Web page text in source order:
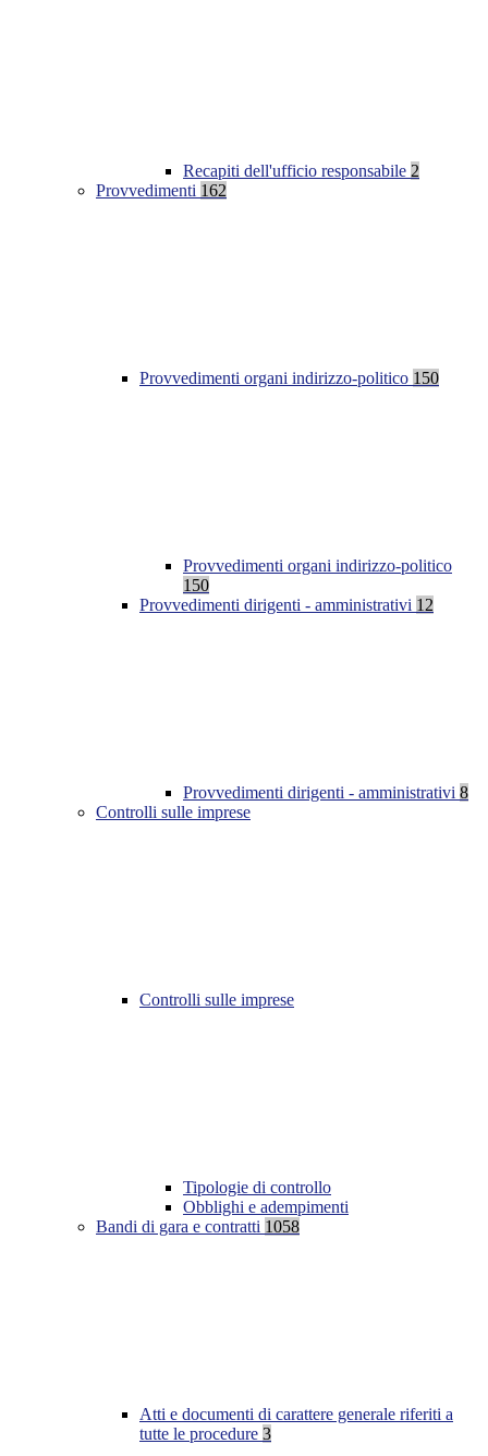
Recapiti dell'ufficio responsabile 2
Provvedimenti 162
Provvedimenti organi indirizzo-politico 150
Provvedimenti organi indirizzo-politico
150
Provvedimenti dirigenti - amministrativi 12
Provvedimenti dirigenti - amministrativi 8
Controlli sulle imprese
Controlli sulle imprese
Tipologie di controllo
Obblighi e adempimenti
Bandi di gara e contratti 1058
Atti e documenti di carattere generale riferiti a
tutte le procedure 3